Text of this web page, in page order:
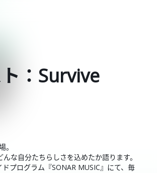
：Survive
。
な自分たちらしさを込めたか語ります。
プログラム『SONAR MUSIC』にて、毎